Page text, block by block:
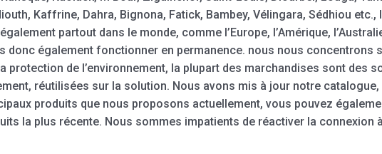
Kaffrine, Dahra, Bignona, Fatick, Bambey, Vélingara, Sédhiou
partout dans le monde, comme l’Europe, l’Amérique,
donc également fonctionner en permanence. nous nous concentrons
protection de l’environnement, la plupart des marchandises sont des
réutilisées sur la solution. Nous avons mis à jour notre
produits que nous proposons actuellement, vous pouvez
la plus récente. Nous sommes impatients de réactiver la connexion